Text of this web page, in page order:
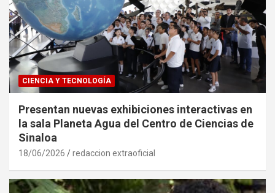
CIENCIA Y TECNOLOGÍA
Presentan nuevas exhibiciones interactivas en
la sala Planeta Agua del Centro de Ciencias de
Sinaloa
18/06/2026 redaccion extraoficial